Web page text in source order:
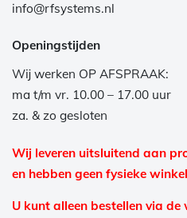
info@rfsystems.nl
Openingstijden
Wij werken OP AFSPRAAK:
ma t/m vr. 10.00 – 17.00 uur
za. & zo gesloten
Wij leveren uitsluitend aan
en hebben geen fysieke
U kunt alleen bestellen via